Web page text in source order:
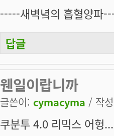
-----새벽녘의 흡혈양파
답글
웬일이랍니까
글쓴이: cymacyma / 작
쿠분투 4.0 리믹스 어헝